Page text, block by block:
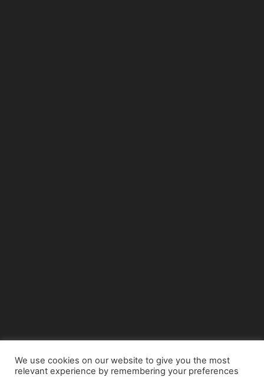
We use cookies on our website to give you the most
relevant experience by remembering your preferences